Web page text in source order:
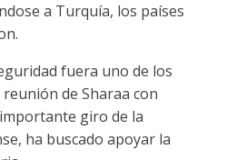
a Turquía, los países
fuera uno de los
de Sharaa con
giro de la
ha buscado apoyar la